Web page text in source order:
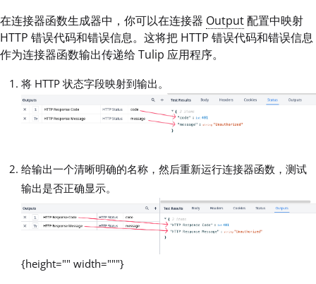
在连接器函数生成器中，你可以在连接器 Output配置中映射
HTTP 错误代码和错误信息。这将把 HTTP 错误代码和错误信息
作为连接器函数输出传递给 Tulip 应用程序。
将 HTTP 状态字段映射到输出。
给输出一个清晰明确的名称，然后重新运行连接器函数，测试
输出是否正确显示。
{height="" width="""}